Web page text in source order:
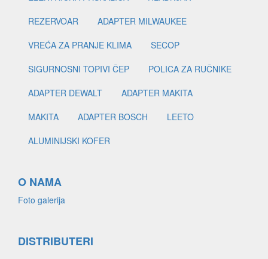
REZERVOAR
ADAPTER MILWAUKEE
VREĆA ZA PRANJE KLIMA
SECOP
SIGURNOSNI TOPIVI ČEP
POLICA ZA RUČNIKE
ADAPTER DEWALT
ADAPTER MAKITA
MAKITA
ADAPTER BOSCH
LEETO
ALUMINIJSKI KOFER
O NAMA
Foto galerija
DISTRIBUTERI